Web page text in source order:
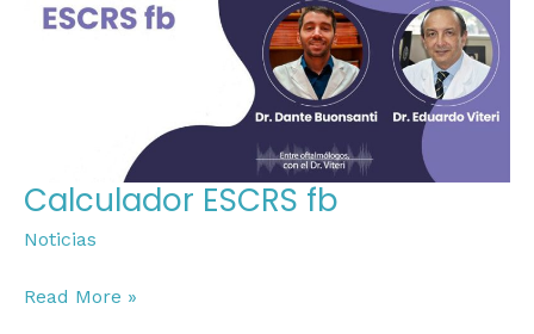
Calculador ESCRS fb
Noticias
Read More »